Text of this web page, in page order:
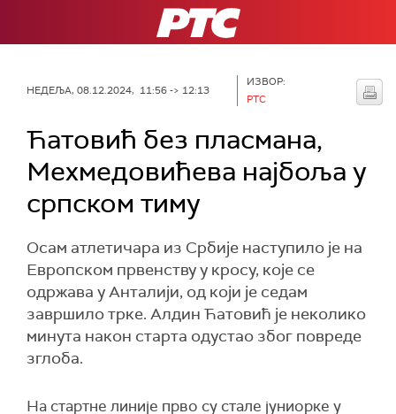
РТС
НЕДЕЉА, 08.12.2024, 11:56 -> 12:13
ИЗВОР:
РТС
Ћатовић без пласмана,
Мехмедовићева најбоља у
српском тиму
Осам атлетичара из Србије наступило је на
Европском првенству у кросу, које се
одржава у Анталији, од који је седам
завршило трке. Алдин Ћатовић је неколико
минута након старта одустао због повреде
зглоба.
На стартне линије прво су стале јуниорке у